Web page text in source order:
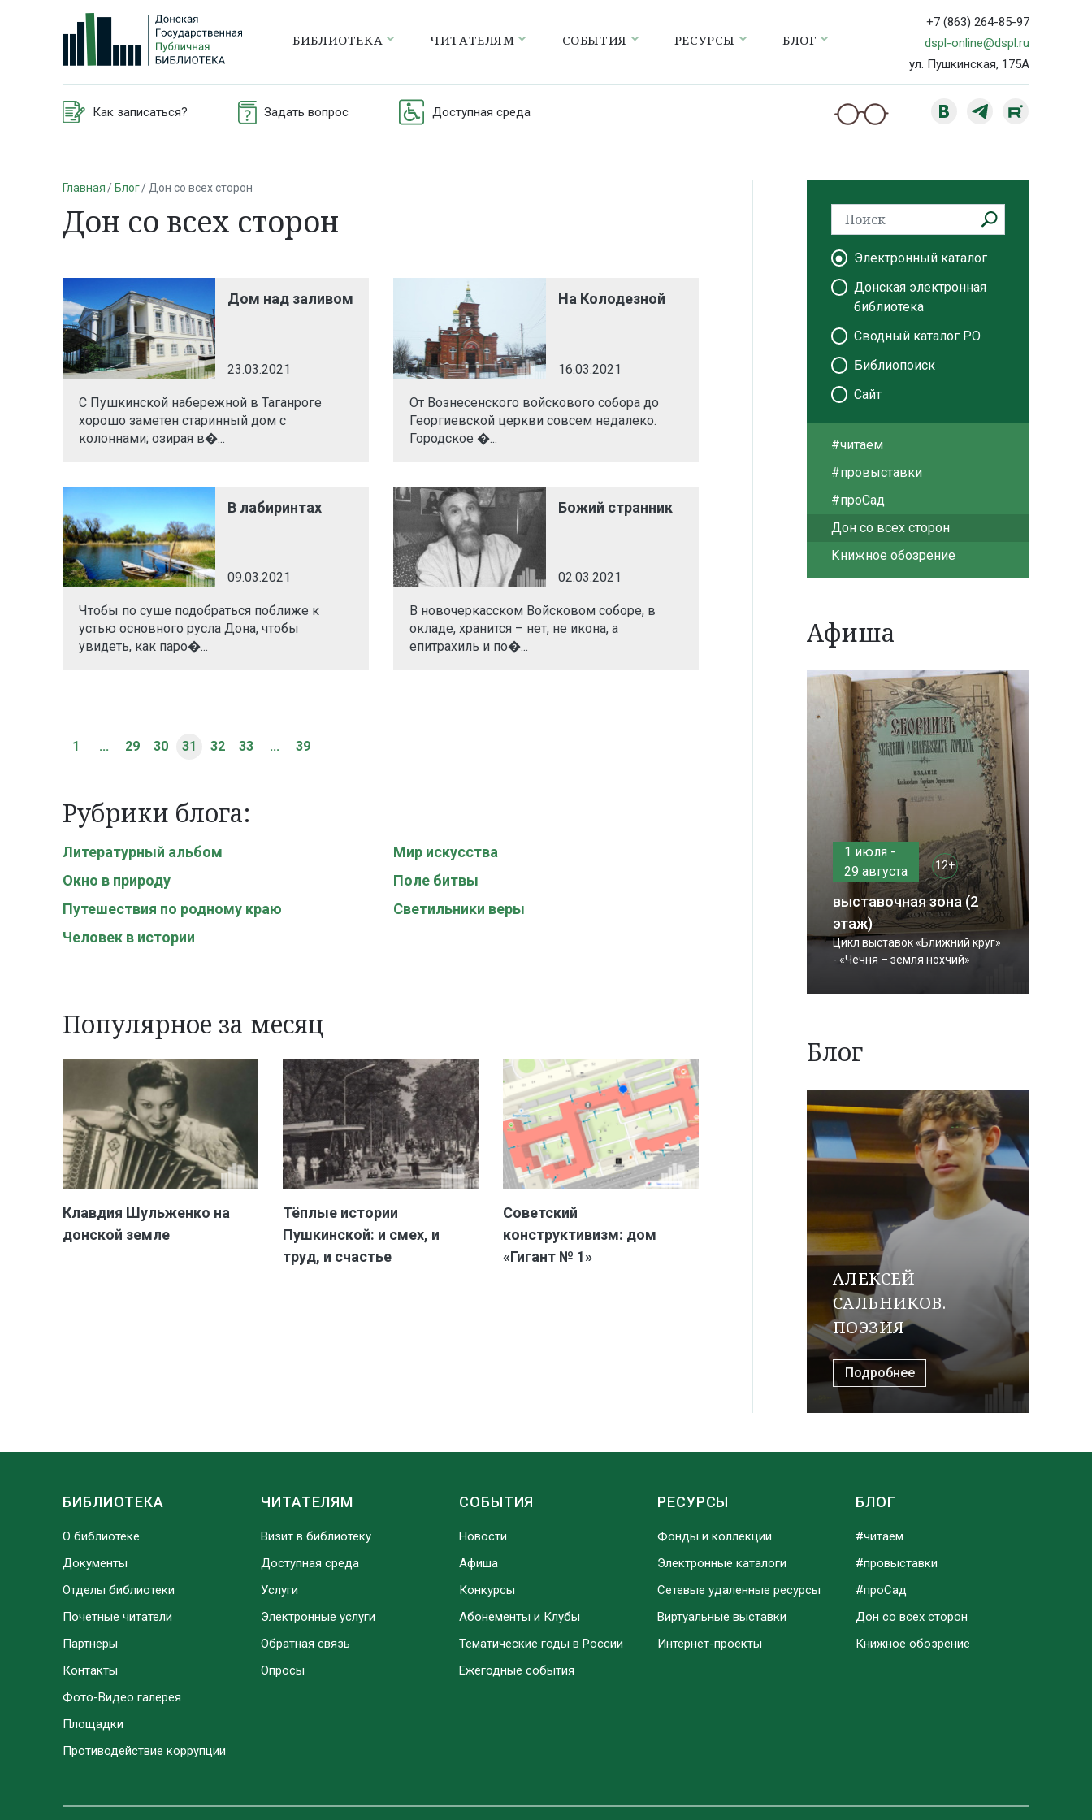
БИБЛИОТЕКА ЧИТАТЕЛЯМ СОБЫТИЯ РЕСУРСЫ БЛОГ
+7 (863) 264-85-97
dspl-online@dspl.ru
ул. Пушкинская, 175А
Как записаться? Задать вопрос Доступная среда
Главная Блог Дон со всех сторон
Дон со всех сторон
Дом над заливом
23.03.2021
С Пушкинской набережной в Таганроге
хорошо заметен старинный дом с
колоннами; озирая в�...
На Колодезной
16.03.2021
От Вознесенского войскового собора до
Георгиевской церкви совсем недалеко.
Городское �...
В лабиринтах
09.03.2021
Чтобы по суше подобраться поближе к
устью основного русла Дона, чтобы
увидеть, как паро�...
Божий странник
02.03.2021
В новочеркасском Войсковом соборе, в
окладе, хранится – нет, не икона, а
епитрахиль и по�...
1 ... 29 30 31 32 33 ... 39
Рубрики блога:
Литературный альбом
Мир искусства
Окно в природу
Поле битвы
Путешествия по родному краю
Светильники веры
Человек в истории
Популярное за месяц
Клавдия Шульженко на
донской земле
Тёплые истории
Пушкинской: и смех, и
труд, и счастье
Советский
конструктивизм: дом
«Гигант № 1»
Электронный каталог
Донская электронная
библиотека
Сводный каталог РО
Библиопоиск
Сайт
#читаем
#провыставки
#проСад
Дон со всех сторон
Книжное обозрение
Афиша
1 июля -
29 августа
12+
выставочная зона (2
этаж)
Цикл выставок «Ближний круг»
- «Чечня – земля нохчий»
Блог
АЛЕКСЕЙ
САЛЬНИКОВ.
ПОЭЗИЯ
Подробнее
БИБЛИОТЕКА
О библиотеке
Документы
Отделы библиотеки
Почетные читатели
Партнеры
Контакты
Фото-Видео галерея
Площадки
Противодействие коррупции
ЧИТАТЕЛЯМ
Визит в библиотеку
Доступная среда
Услуги
Электронные услуги
Обратная связь
Опросы
СОБЫТИЯ
Новости
Афиша
Конкурсы
Абонементы и Клубы
Тематические годы в России
Ежегодные события
РЕСУРСЫ
Фонды и коллекции
Электронные каталоги
Сетевые удаленные ресурсы
Виртуальные выставки
Интернет-проекты
БЛОГ
#читаем
#провыставки
#проСад
Дон со всех сторон
Книжное обозрение